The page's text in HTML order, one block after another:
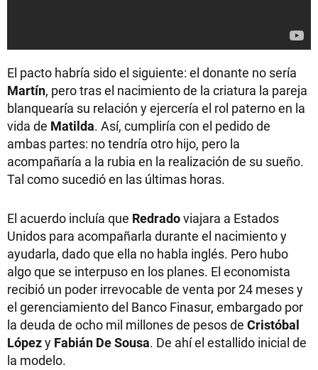
El pacto habría sido el siguiente: el donante no sería
Martín, pero tras el nacimiento de la criatura la pareja
blanquearía su relación y ejercería el rol paterno en la
vida de Matilda. Así, cumpliría con el pedido de
ambas partes: no tendría otro hijo, pero la
acompañaría a la rubia en la realización de su sueño.
Tal como sucedió en las últimas horas.
El acuerdo incluía que Redradoviajara a Estados
Unidos para acompañarla durante el nacimiento y
ayudarla, dado que ella no habla inglés. Pero hubo
algo que se interpuso en los planes. El economista
recibió un poder irrevocable de venta por 24 meses y
el gerenciamiento del Banco Finasur, embargado por
la deuda de ocho mil millones de pesos de Cristóbal
Lópezy Fabián De Sousa. De ahí el estallido inicial de
la modelo.